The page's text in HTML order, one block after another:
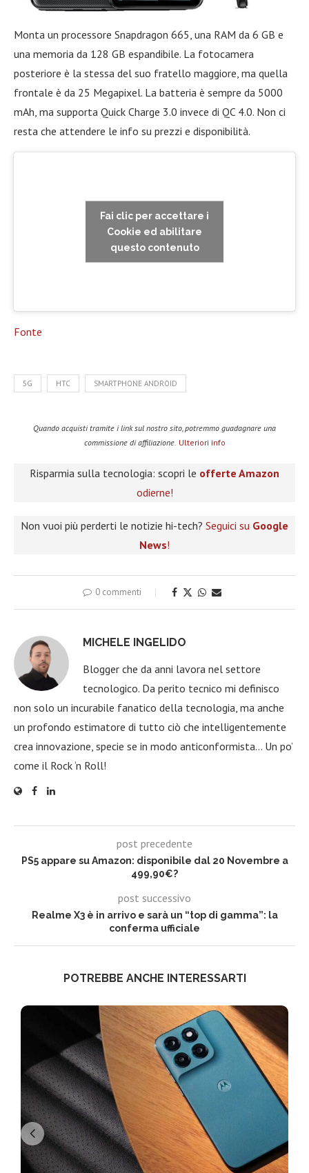
Monta un processore Snapdragon 665, una RAM da 6 GB e
una memoria da 128 GB espandibile. La fotocamera
posteriore è la stessa del suo fratello maggiore, ma quella
frontale è da 25 Megapixel. La batteria è sempre da 5000
mAh, ma supporta Quick Charge 3.0 invece di QC 4.0. Non ci
resta che attendere le info su prezzi e disponibilità.
Fai clic per accettare i
Cookie ed abilitare
questo contenuto
Fonte
5G HTC SMARTPHONE ANDROID
Quando acquisti tramite i link sul nostro sito, potremmo guadagnare una
commissione di affiliazione. Ulteriori info
Risparmia sulla tecnologia: scopri le offerte Amazon
odierne!
Non vuoi più perderti le notizie hi-tech? Seguici su Google
News!
0 commenti
MICHELE INGELIDO
Blogger che da anni lavora nel settore
tecnologico. Da perito tecnico mi definisco
non solo un incurabile fanatico della tecnologia, ma anche
un profondo estimatore di tutto ciò che intelligentemente
crea innovazione, specie se in modo anticonformista… Un po’
come il Rock ‘n Roll!
post precedente
PS5 appare su Amazon: disponibile dal 20 Novembre a
499,90€?
post successivo
Realme X3 è in arrivo e sarà un “top di gamma”: la
conferma ufficiale
POTREBBE ANCHE INTERESSARTI